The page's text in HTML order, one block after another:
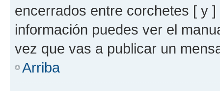
encerrados entre corchetes [ y
información puedes ver el
vez que vas a publicar un
Arriba